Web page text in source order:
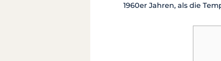
1960er Jahren, als die